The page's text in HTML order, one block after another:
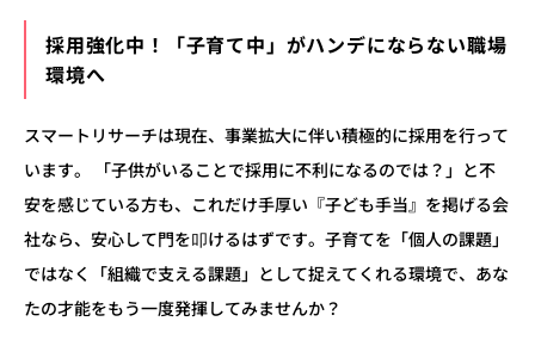
採用強化中！「子育て中」がハンデにならない職場
環境へ
スマートリサーチは現在、事業拡大に伴い積極的に採用を行って
います。 「子供がいることで採用に不利になるのでは？」と不
安を感じている方も、これだけ手厚い『子ども手当』を掲げる会
社なら、安心して門を叩けるはずです。子育てを「個人の課題」
ではなく「組織で支える課題」として捉えてくれる環境で、あな
たの才能をもう一度発揮してみませんか？